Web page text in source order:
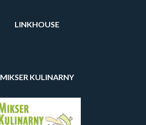
LINKHOUSE
MIKSER KULINARNY